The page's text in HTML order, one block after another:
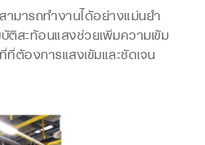
มารถทำงานได้อย่างแม่นยำ
สะท้อนแสงช่วยเพิ่มความเข้ม
ต้องการแสงเข้มและชัดเจน